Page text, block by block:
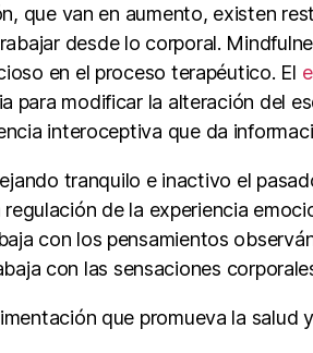
que van en aumento, existen
desde lo corporal.
en el proceso terapéutico. El
para modificar la alteración del
interoceptiva que da
tranquilo e inactivo el
de la experiencia
con los pensamientos
con las sensaciones
que promueva la salud